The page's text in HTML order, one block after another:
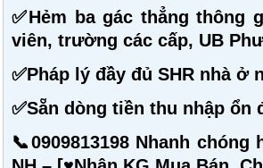
✅Hẻm ba gác thẳng thông
viên, trường các cấp, UB
✅Pháp lý đầy đủ SHR nhà ở
✅Sẵn dòng tiền thu nhập ổn
📞0909813198 Nhanh